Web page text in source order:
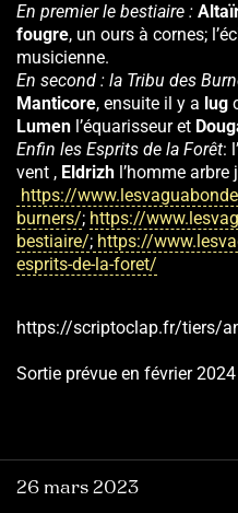
En premier le bestiaire :
fougre, un ours à cornes;
musicienne.
En second : la Tribu des
Manticore, ensuite il y a lug
Lumen l’équarisseur et
Enfin les Esprits de la Forêt:
vent , Eldrizh l’homme
https://
burners/; https://
bestiaire/; https://
esprits-de-la-foret/
https://scriptoclap.fr/tiers/
Sortie prévue en février 2024
26 mars 2023